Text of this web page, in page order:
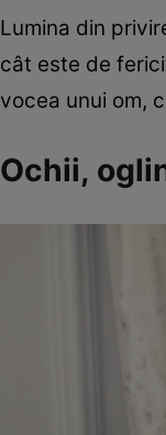
Lumina din
cât este de
vocea unui om,
Ochii,